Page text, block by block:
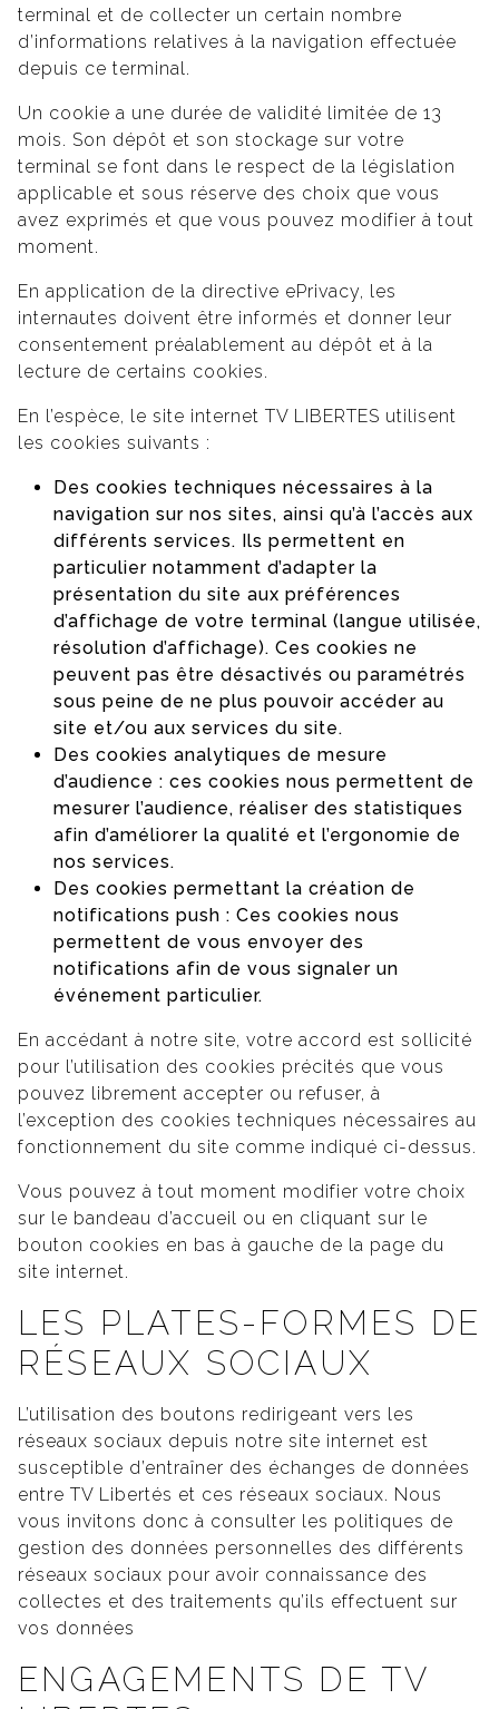
terminal et de collecter un certain nombre
d’informations relatives à la navigation effectuée
depuis ce terminal.
Un cookie a une durée de validité limitée de 13
mois. Son dépôt et son stockage sur votre
terminal se font dans le respect de la législation
applicable et sous réserve des choix que vous
avez exprimés et que vous pouvez modifier à tout
moment.
En application de la directive ePrivacy, les
internautes doivent être informés et donner leur
consentement préalablement au dépôt et à la
lecture de certains cookies.
En l’espèce, le site internet TV LIBERTES utilisent
les cookies suivants :
Des cookies techniques nécessaires à la
navigation sur nos sites, ainsi qu’à l’accès aux
différents services. Ils permettent en
particulier notamment d’adapter la
présentation du site aux préférences
d’affichage de votre terminal (langue utilisée,
résolution d’affichage). Ces cookies ne
peuvent pas être désactivés ou paramétrés
sous peine de ne plus pouvoir accéder au
site et/ou aux services du site.
Des cookies analytiques de mesure
d’audience : ces cookies nous permettent de
mesurer l’audience, réaliser des statistiques
afin d’améliorer la qualité et l’ergonomie de
nos services.
Des cookies permettant la création de
notifications push : Ces cookies nous
permettent de vous envoyer des
notifications afin de vous signaler un
événement particulier.
En accédant à notre site, votre accord est sollicité
pour l’utilisation des cookies précités que vous
pouvez librement accepter ou refuser, à
l’exception des cookies techniques nécessaires au
fonctionnement du site comme indiqué ci-dessus.
Vous pouvez à tout moment modifier votre choix
sur le bandeau d’accueil ou en cliquant sur le
bouton cookies en bas à gauche de la page du
site internet.
LES PLATES-FORMES DE
RÉSEAUX SOCIAUX
L’utilisation des boutons redirigeant vers les
réseaux sociaux depuis notre site internet est
susceptible d’entraîner des échanges de données
entre TV Libertés et ces réseaux sociaux. Nous
vous invitons donc à consulter les politiques de
gestion des données personnelles des différents
réseaux sociaux pour avoir connaissance des
collectes et des traitements qu’ils effectuent sur
vos données
ENGAGEMENTS DE TV